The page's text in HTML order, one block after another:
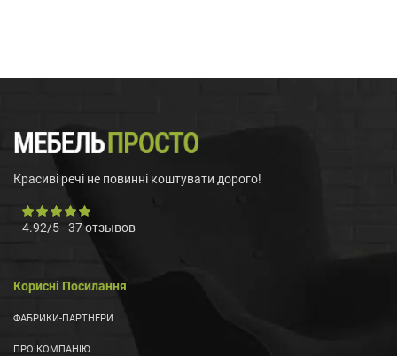
Красиві речі не повинні коштувати дорого!
4.92/5-37отзывов
Корисні Посилання
ФАБРИКИ-ПАРТНЕРИ
ПРО КОМПАНІЮ